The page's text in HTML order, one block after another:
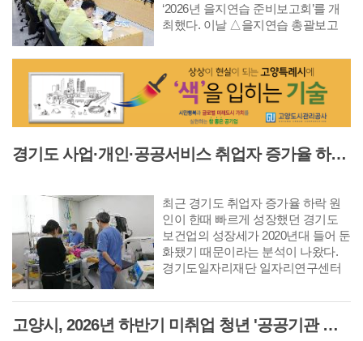
‘2026년 을지연습 준비보고회’를 개
최했다. 이날 △을지연습 총괄보고
△지난해 문제점 및 조치결과 보고
순으로 진행됐다.
경기도 사업·개인·공공서비스 취업자 증가율 하락 '보건업 성장 둔화가 주원인'
최근 경기도 취업자 증가율 하락 원
인이 한때 빠르게 성장했던 경기도
보건업의 성장세가 2020년대 들어 둔
화됐기 때문이라는 분석이 나왔다.
경기도일자리재단 일자리연구센터
슈리포트 ‘최근 경기도 사업·개인·공
공서비스 취업자 증가율 하락 원인
분석’을 발간했다.
고양시, 2026년 하반기 미취업 청년 '공공기관 행정체험' 연수생 36명 모집